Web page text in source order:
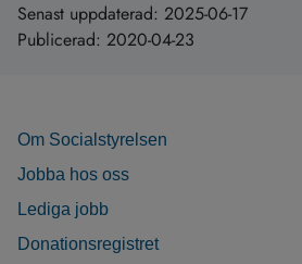
Senast uppdaterad: 2025-06-17
Publicerad: 2020-04-23
Om Socialstyrelsen
Jobba hos oss
Lediga jobb
Donationsregistret